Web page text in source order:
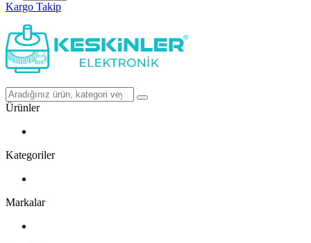
Kargo Takip
Ürünler
Kategoriler
Markalar